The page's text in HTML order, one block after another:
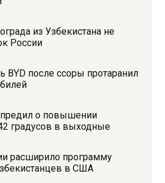
из Узбекистана не
России
BYD после ссоры протаранил
о повышении
градусов в выходные
расширило программу
в США